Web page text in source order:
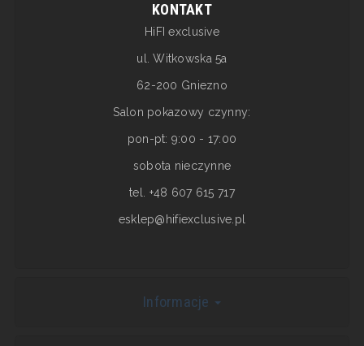
KONTAKT
HiFI exclusive
ul. Witkowska 5a
62-200 Gniezno
Salon pokazowy czynny:
pon-pt: 9:00 - 17:00
sobota nieczynne
tel. +48 607 615 717
esklep@hifiexclusive.pl
Informacje